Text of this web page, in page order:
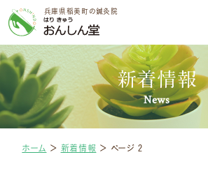
兵庫県稲美町の鍼灸院
新着情報
News
ホーム ＞ 新着情報 ＞ ページ 2